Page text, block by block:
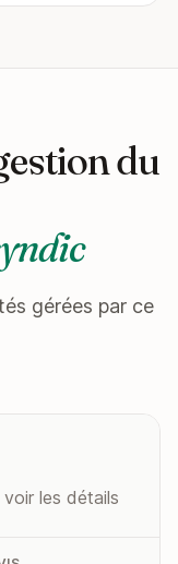
du
gérées par ce
les détails